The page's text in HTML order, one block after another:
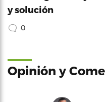
y solución
0
Opinión y